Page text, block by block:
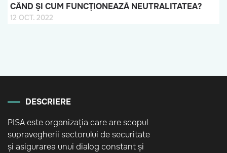
CÂND ȘI CUM FUNCȚIONEAZĂ NEUTRALITATEA?
12 OCT. 2022
DESCRIERE
PISA este organizația care are scopul
supravegherii sectorului de securitate
și asigurarea unui dialog constant și